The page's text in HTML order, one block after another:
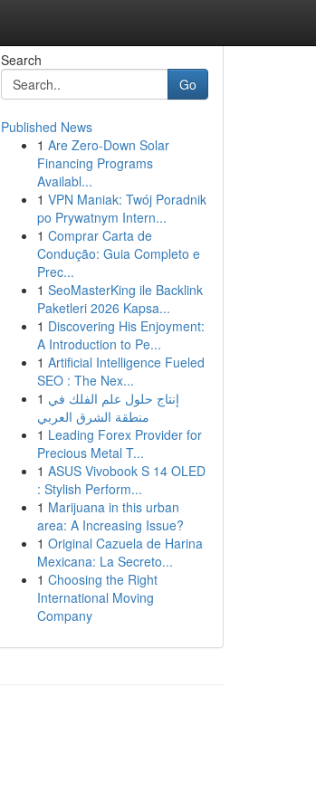
Search
Go
Published News
1 Are Zero-Down Solar
Financing Programs
Availabl...
1 VPN Maniak: Twój Poradnik
po Prywatnym Intern...
1 Comprar Carta de
Condução: Guia Completo e
Prec...
1 SeoMasterKing ile Backlink
Paketleri 2026 Kapsa...
1 Discovering His Enjoyment:
A Introduction to Pe...
1 Artificial Intelligence Fueled
SEO : The Nex...
1 إنتاج حلول علم الفلك في
منطقة الشرق العربي
1 Leading Forex Provider for
Precious Metal T...
1 ASUS Vivobook S 14 OLED
: Stylish Perform...
1 Marijuana in this urban
area: A Increasing Issue?
1 Original Cazuela de Harina
Mexicana: La Secreto...
1 Choosing the Right
International Moving
Company